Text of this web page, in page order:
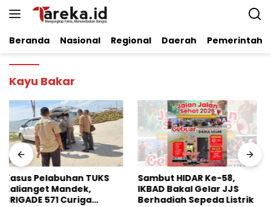
Beranda Nasional Regional Daerah
Kayu Bakar
Sambut HIDAR Ke-58,
IKBAD Bakal Gelar JJS
Berhadiah Sepeda Listrik
Dinilai Perkuat Stabilitas
Pangan Nasional, Badko
HMI Jatim Apresiasi